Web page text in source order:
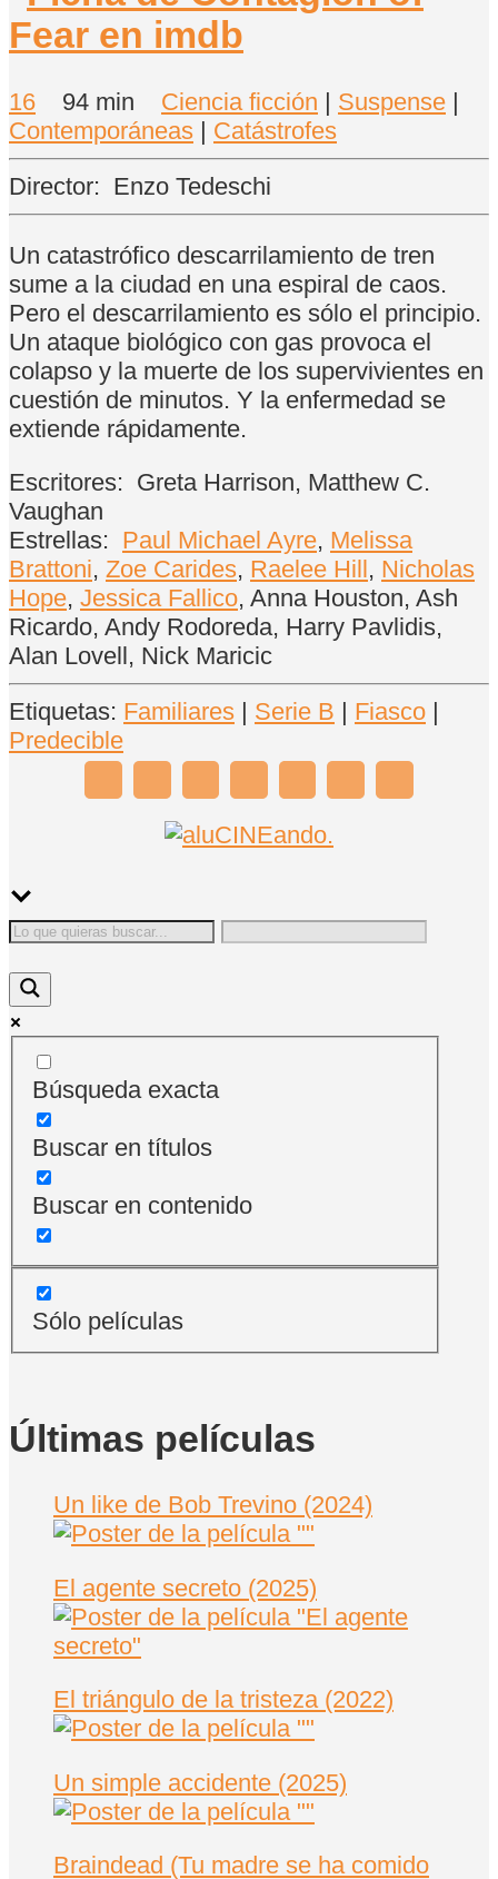
16 94 min Ciencia ficción | Suspense |
Contemporáneas | Catástrofes
Director: Enzo Tedeschi
Un catastrófico descarrilamiento de tren
sume a la ciudad en una espiral de caos.
Pero el descarrilamiento es sólo el principio.
Un ataque biológico con gas provoca el
colapso y la muerte de los supervivientes en
cuestión de minutos. Y la enfermedad se
extiende rápidamente.
Escritores: Greta Harrison, Matthew C.
Vaughan
Estrellas: Paul Michael Ayre, Melissa
Brattoni, Zoe Carides, Raelee Hill, Nicholas
Hope, Jessica Fallico, Anna Houston, Ash
Ricardo, Andy Rodoreda, Harry Pavlidis,
Alan Lovell, Nick Maricic
Etiquetas: Familiares Serie B Fiasco
Predecible
Búsqueda exacta
Buscar en títulos
Buscar en contenido
Sólo películas
Últimas películas
Un like de Bob Trevino (2024)
El agente secreto (2025)
El triángulo de la tristeza (2022)
Un simple accidente (2025)
Braindead (Tu madre se ha comido